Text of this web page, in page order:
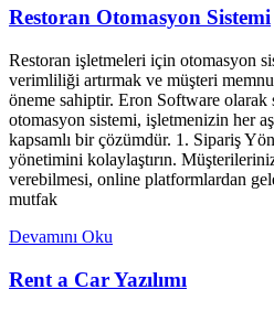
Restoran Otomasyon Sistemi
Restoran işletmeleri için otomasyon
verimliliği artırmak ve müşteri
öneme sahiptir. Eron Software olarak
otomasyon sistemi, işletmenizin her
kapsamlı bir çözümdür. 1. Sipariş
yönetimini kolaylaştırın.
verebilmesi, online platformlardan
mutfak
Devamını Oku
Rent a Car Yazılımı